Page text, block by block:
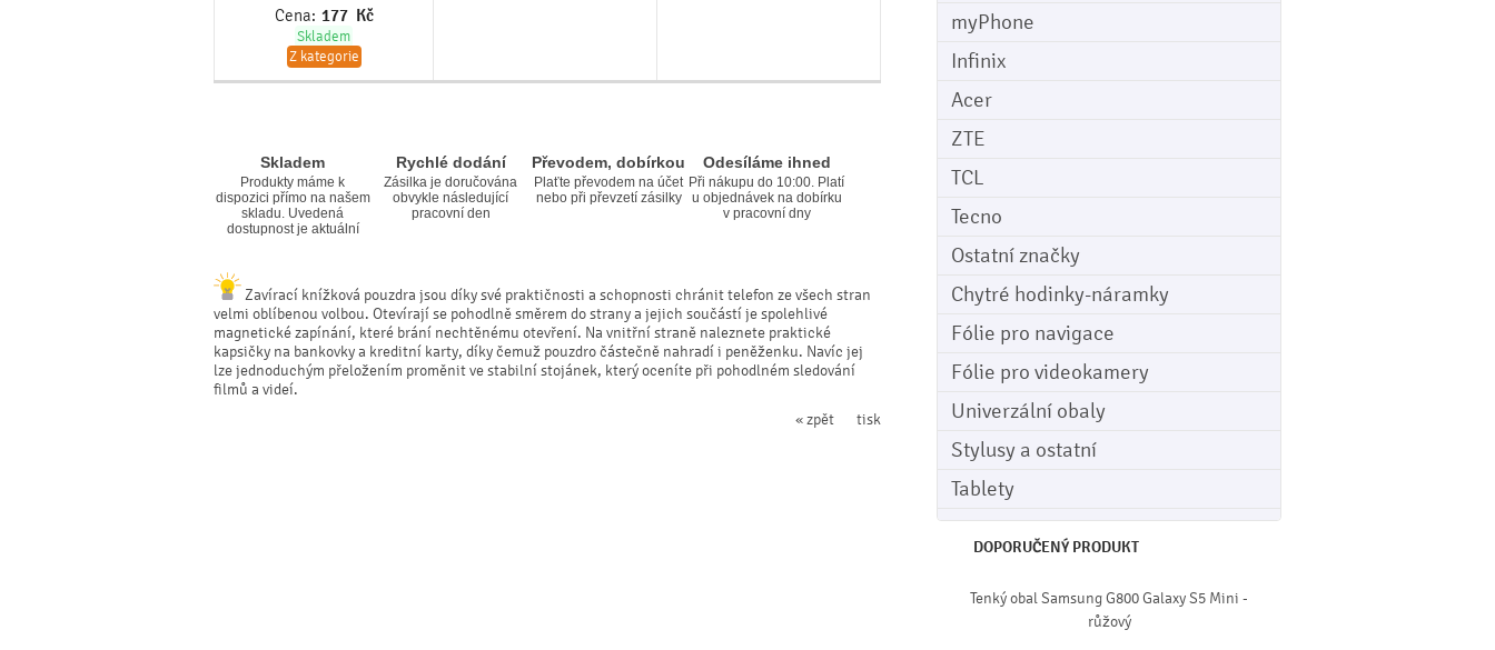
myPhone
Infinix
Acer
ZTE
TCL
Tecno
Ostatní značky
Chytré hodinky-náramky
Fólie pro navigace
Fólie pro videokamery
Univerzální obaly
Stylusy a ostatní
Tablety
DOPORUČENÝ PRODUKT
Tenký obal Samsung G800 Galaxy S5 Mini -
růžový
Cena: 177 Kč
Skladem
Z kategorie
Skladem
Produkty máme k
dispozici přímo na našem
skladu. Uvedená
dostupnost je aktuální
Rychlé dodání
Zásilka je doručována
obvykle následující
pracovní den
Převodem, dobírkou
Plaťte převodem na účet
nebo při převzetí zásilky
Odesíláme ihned
Při nákupu do 10:00. Platí
u objednávek na dobírku
v pracovní dny
Zavírací knížková pouzdra jsou díky své praktičnosti a schopnosti chránit telefon ze všech stran
velmi oblíbenou volbou. Otevírají se pohodlně směrem do strany a jejich součástí je spolehlivé
magnetické zapínání, které brání nechtěnému otevření. Na vnitřní straně naleznete praktické
kapsičky na bankovky a kreditní karty, díky čemuž pouzdro částečně nahradí i peněženku. Navíc jej
lze jednoduchým přeložením proměnit ve stabilní stojánek, který oceníte při pohodlném sledování
filmů a videí.
tisk
« zpět